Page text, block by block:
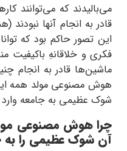
می‌بالیدند که می‌توانند
قادر به انجام آنها
این تصور حاکم بود که
فکری و خلاقانهِ باکیفیت
ماشین‌ها قادر به انجام
هوش مصنوعی مولد همه
شوک عظیمی به جامعه
چرا هوش مصنوعی
آن شوک عظیمی را به